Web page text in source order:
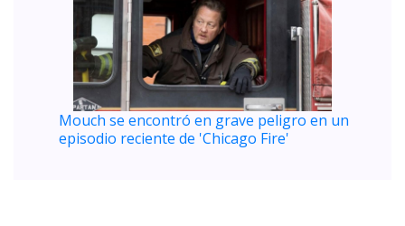
Mouch se encontró en grave peligro en un
episodio reciente de 'Chicago Fire'